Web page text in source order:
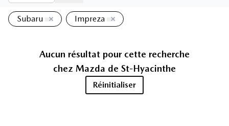
Subaru Impreza
Aucun résultat pour cette recherche
chez Mazda de St-Hyacinthe
Réinitialiser